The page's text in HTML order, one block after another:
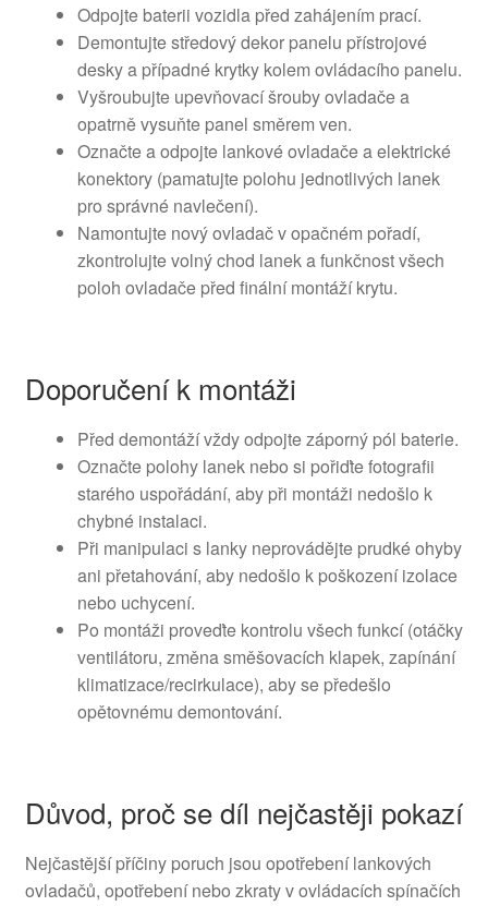
Odpojte baterii vozidla před zahájením prací.
Demontujte středový dekor panelu přístrojové
desky a případné krytky kolem ovládacího panelu.
Vyšroubujte upevňovací šrouby ovladače a
opatrně vysuňte panel směrem ven.
Označte a odpojte lankové ovladače a elektrické
konektory (pamatujte polohu jednotlivých lanek
pro správné navlečení).
Namontujte nový ovladač v opačném pořadí,
zkontrolujte volný chod lanek a funkčnost všech
poloh ovladače před finální montáží krytu.
Doporučení k montáži
Před demontáží vždy odpojte záporný pól baterie.
Označte polohy lanek nebo si pořiďte fotografii
starého uspořádání, aby při montáži nedošlo k
chybné instalaci.
Při manipulaci s lanky neprovádějte prudké ohyby
ani přetahování, aby nedošlo k poškození izolace
nebo uchycení.
Po montáži proveďte kontrolu všech funkcí (otáčky
ventilátoru, změna směšovacích klapek, zapínání
klimatizace/recirkulace), aby se předešlo
opětovnému demontování.
Důvod, proč se díl nejčastěji pokazí
Nejčastější příčiny poruch jsou opotřebení lankových
ovladačů, opotřebení nebo zkraty v ovládacích spínačích